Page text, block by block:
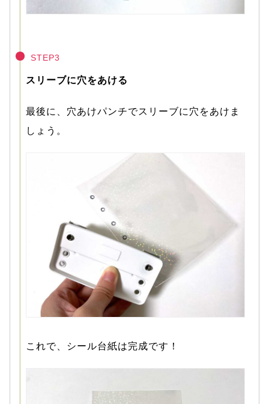
STEP3
スリーブに穴をあける
最後に、穴あけパンチでスリーブに穴をあけま
しょう。
これで、シール台紙は完成です！